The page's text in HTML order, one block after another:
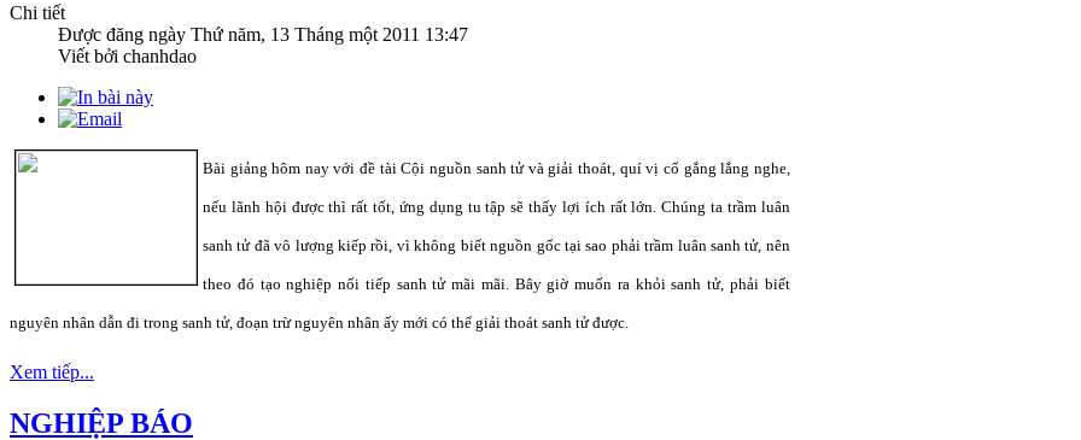
Chi tiết
Được đăng ngày Thứ năm, 13 Tháng một 2011 13:47
Viết bởi chanhdao
Bài giảng hôm nay với đề tài Cội nguồn sanh tử và giải thoát, quí vị cố gắng lắng nghe,
nếu lãnh hội được thì rất tốt, ứng dụng tu tập sẽ thấy lợi ích rất lớn. Chúng ta trầm luân
sanh tử đã vô lượng kiếp rồi, vì không biết nguồn gốc tại sao phải trầm luân sanh tử, nên
theo đó tạo nghiệp nối tiếp sanh tử mãi mãi. Bây giờ muốn ra khỏi sanh tử, phải biết
nguyên nhân dẫn đi trong sanh tử, đoạn trừ nguyên nhân ấy mới có thể giải thoát sanh tử được.
Xem tiếp...
NGHIỆP BÁO